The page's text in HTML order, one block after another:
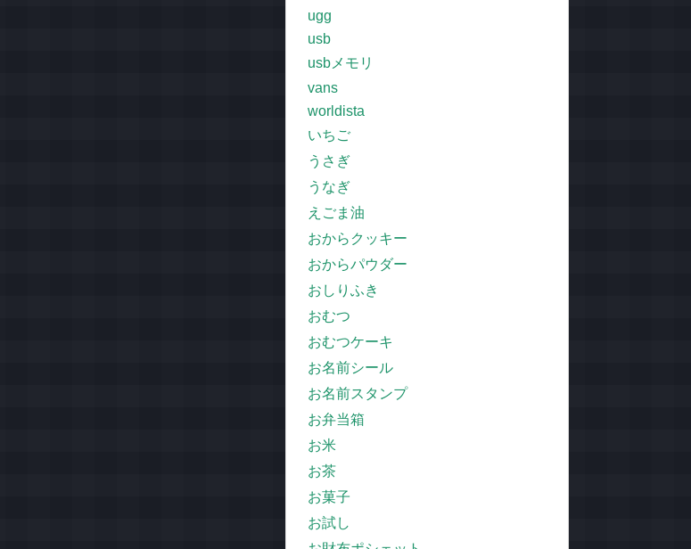
ugg
usb
usbメモリ
vans
worldista
いちご
うさぎ
うなぎ
えごま油
おからクッキー
おからパウダー
おしりふき
おむつ
おむつケーキ
お名前シール
お名前スタンプ
お弁当箱
お米
お茶
お菓子
お試し